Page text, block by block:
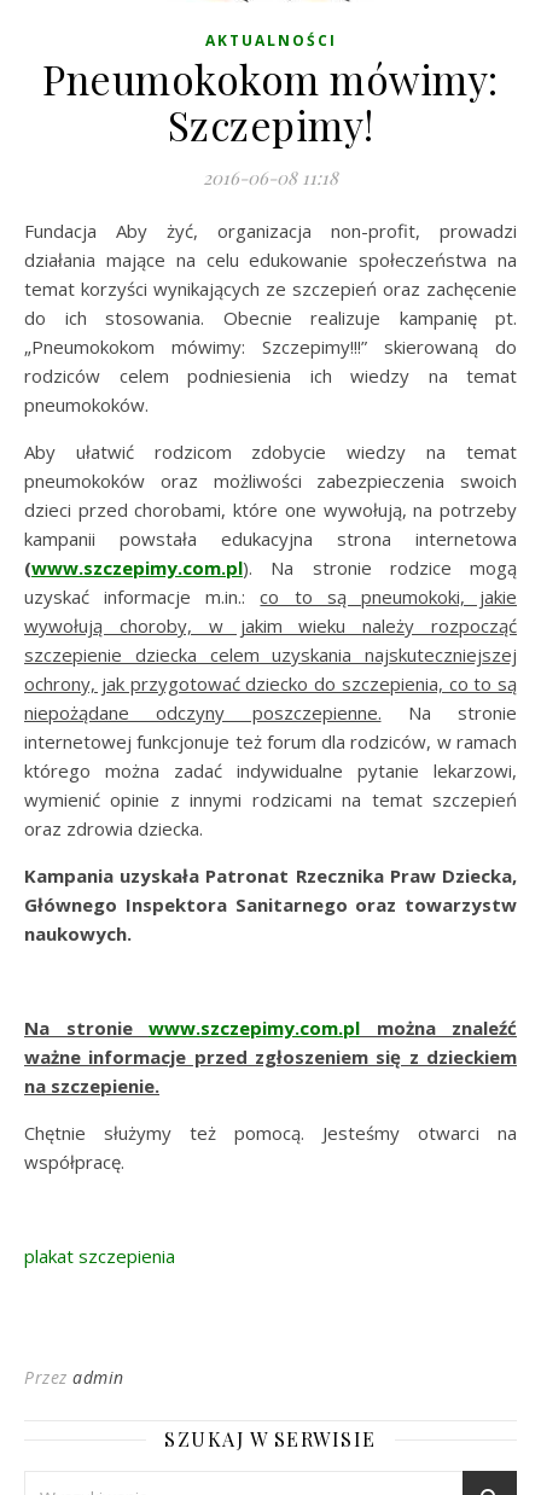
AKTUALNOŚCI
Pneumokokom mówimy:
Szczepimy!
2016-06-08 11:18
Fundacja Aby żyć, organizacja non-profit, prowadzi
działania mające na celu edukowanie społeczeństwa na
temat korzyści wynikających ze szczepień oraz zachęcenie
do ich stosowania. Obecnie realizuje kampanię pt.
„Pneumokokom mówimy: Szczepimy!!!” skierowaną do
rodziców celem podniesienia ich wiedzy na temat
pneumokoków.
Aby ułatwić rodzicom zdobycie wiedzy na temat
pneumokoków oraz możliwości zabezpieczenia swoich
dzieci przed chorobami, które one wywołują, na potrzeby
kampanii powstała edukacyjna strona internetowa
(www.szczepimy.com.pl). Na stronie rodzice mogą
uzyskać informacje m.in.:co to są pneumokoki, jakie
wywołują choroby, w jakim wieku należy rozpocząć
szczepienie dziecka celem uzyskania najskuteczniejszej
ochrony, jak przygotować dziecko do szczepienia, co to są
niepożądane odczyny poszczepienne. Na stronie
internetowej funkcjonuje też forum dla rodziców, w ramach
którego można zadać indywidualne pytanie lekarzowi,
wymienić opinie z innymi rodzicami na temat szczepień
oraz zdrowia dziecka.
Kampania uzyskała Patronat Rzecznika Praw Dziecka,
Głównego Inspektora Sanitarnego oraz towarzystw
naukowych.
Na stronie www.szczepimy.com.pl można znaleźć
ważne informacje przed zgłoszeniem się z dzieckiem
na szczepienie.
Chętnie służymy też pomocą. Jesteśmy otwarci na
współpracę.
plakat szczepienia
Przez admin
SZUKAJ W SERWISIE